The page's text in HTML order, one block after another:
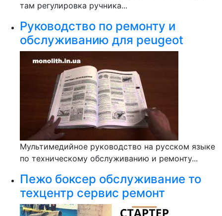
там регулировка ручника...
Руководство по ремонту и
обслуживанию для peugeot
Мультимедийное руководство на русском языке
по техническому обслуживанию и ремонту...
Пежо боксер обслуживание то
техцентр сервис ремонт